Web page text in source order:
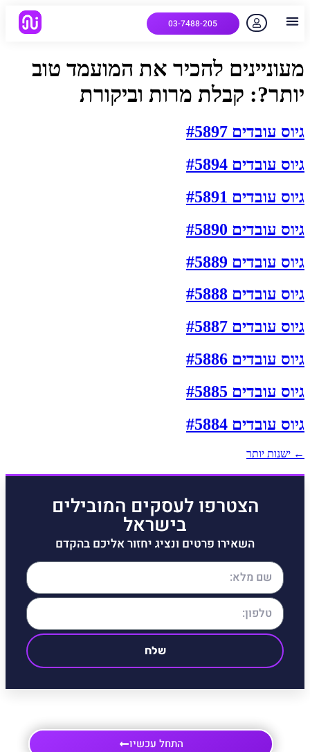
03-7488-205
מעוניינים להכיר את המועמד טוב
יותר?: קבלת מרות וביקורת
גיוס עובדים #5897
גיוס עובדים #5894
גיוס עובדים #5891
גיוס עובדים #5890
גיוס עובדים #5889
גיוס עובדים #5888
גיוס עובדים #5887
גיוס עובדים #5886
גיוס עובדים #5885
גיוס עובדים #5884
← ישנות יותר
הצטרפו לעסקים המובילים
בישראל
השאירו פרטים ונציג יחזור אליכם בהקדם
שלח
התחל עכשיו